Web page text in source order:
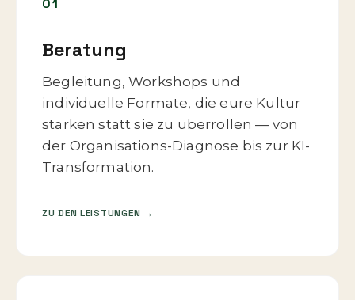
01
Beratung
Begleitung, Workshops und
individuelle Formate, die eure Kultur
stärken statt sie zu überrollen — von
der Organisations-Diagnose bis zur KI-
Transformation.
ZU DEN LEISTUNGEN →